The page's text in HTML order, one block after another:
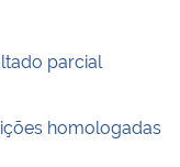
parcial
homologadas